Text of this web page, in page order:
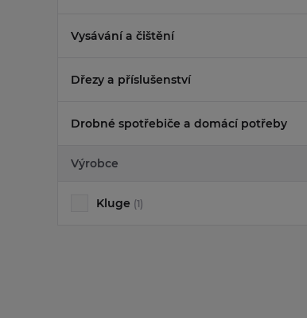
Vysávání a čištění
Dřezy a příslušenství
Drobné spotřebiče a domácí potřeby
Výrobce
Kluge (1)